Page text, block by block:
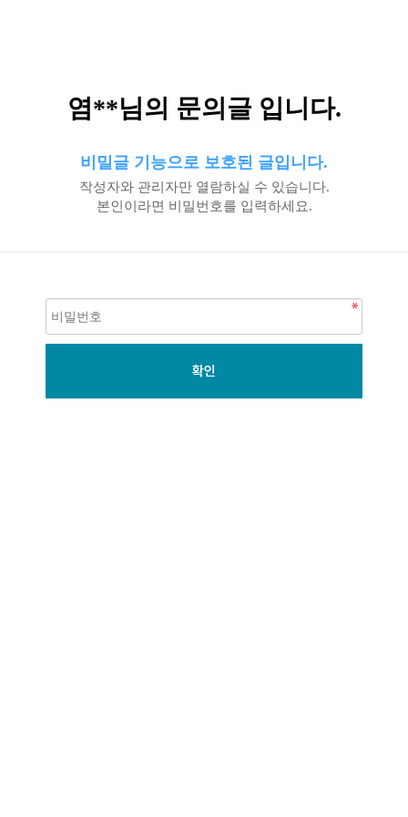
염**님의 문의글 입니다.
비밀글 기능으로 보호된 글입니다.
작성자와 관리자만 열람하실 수 있습니다.
본인이라면 비밀번호를 입력하세요.